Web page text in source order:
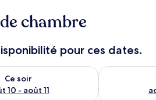
chambre
pour ces dates.
Ce soir
10 - août 11
pour ce soir août 10 - août 11
Vérifier la